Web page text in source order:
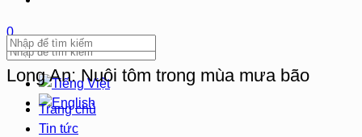
0
Long An: Nuôi tôm trong mùa mưa bão
Trang chủ
Tin tức